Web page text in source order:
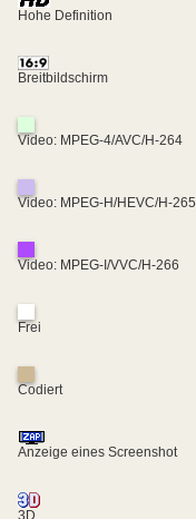
Hohe Definition
Breitbildschirm
Video: MPEG-4/AVC/H-264
Video: MPEG-H/HEVC/H-265
Video: MPEG-I/VVC/H-266
Frei
Codiert
Anzeige eines Screenshot
3D